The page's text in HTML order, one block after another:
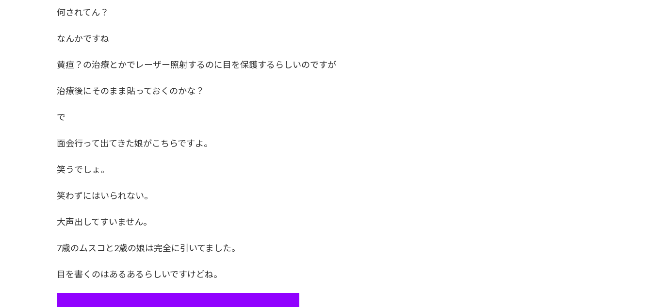
何されてん？
なんかですね
黄疸？の治療とかでレーザー照射するのに目を保護するらしいのですが
治療後にそのまま貼っておくのかな？
で
面会行って出てきた娘がこちらですよ。
笑うでしょ。
笑わずにはいられない。
大声出してすいません。
7歳のムスコと2歳の娘は完全に引いてました。
目を書くのはあるあるらしいですけどね。